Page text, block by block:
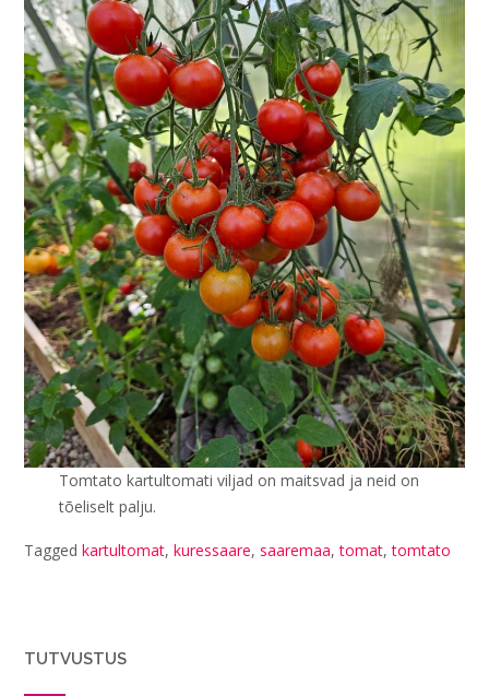
Tomtato kartultomati viljad on maitsvad ja neid on
tõeliselt palju.
Tagged kartultomat, kuressaare, saaremaa,tomat,tomtato
TUTVUSTUS